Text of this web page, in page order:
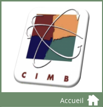
Accueil